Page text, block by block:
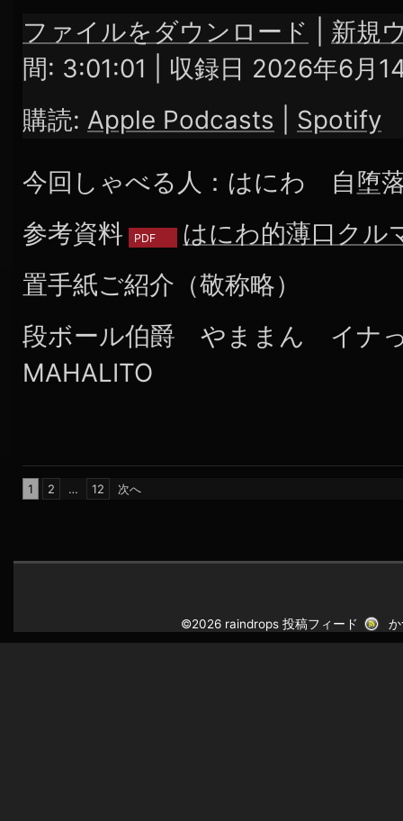
Apple Podcasts Spotify
RSS FEED
SHARE
LINK
EMBED
ファイルをダウンロード
新規
間: 3:01:01
収録日 2026年6月
購読: Apple Podcasts Spotify
今回しゃべる人：はにわ 自堕
参考資料
はにわ的薄口クル
置手紙ご紹介（敬称略）
段ボール伯爵 やままん イナ
MAHALITO
投
り
1 2 … 12 次へ
©2026 raindrops投稿フィード